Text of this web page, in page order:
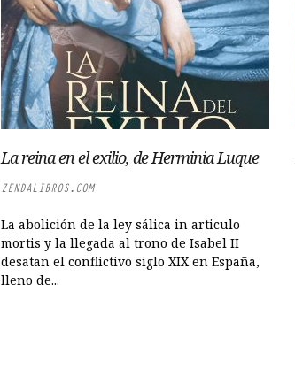
La reina en el exilio, de Herminia Luque
ZENDALIBROS.COM
La abolición de la ley sálica in articulo
mortis y la llegada al trono de Isabel II
desatan el conflictivo siglo XIX en España,
lleno de...